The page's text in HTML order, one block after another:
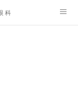
科
等及び掲示事項について
師